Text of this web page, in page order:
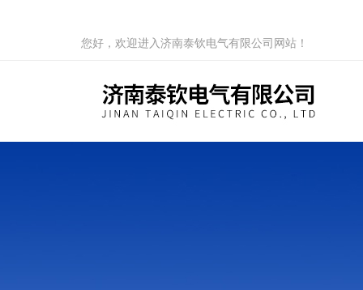
您好，欢迎进入济南泰钦电气有限公司网站！